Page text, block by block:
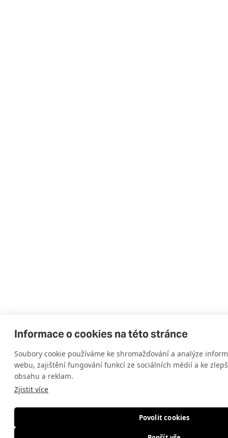
Informace o cookies na této stránce
Soubory cookie používáme ke shromažďování a analýze
webu, zajištění fungování funkcí ze sociálních médií a ke
obsahu a reklam.
Zjistit více
Povolit cookies